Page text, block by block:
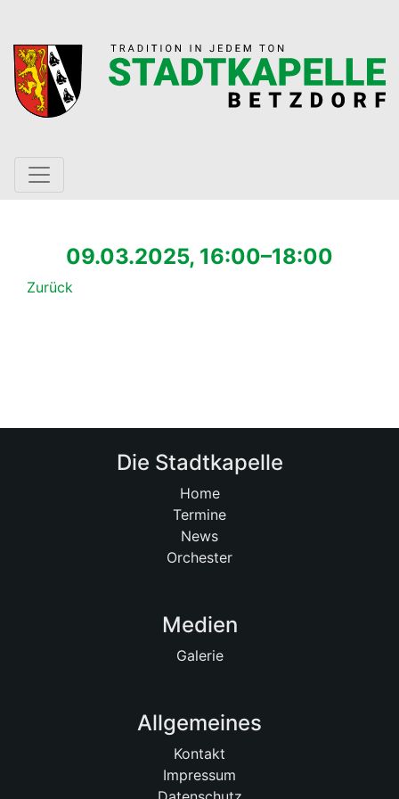
09.03.2025, 16:00–18:00
Zurück
Die Stadtkapelle
Home
Termine
News
Orchester
Medien
Galerie
Allgemeines
Kontakt
Impressum